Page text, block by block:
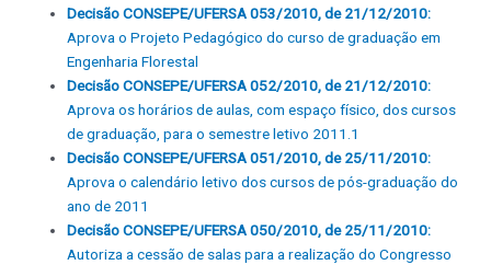
Decisão CONSEPE/UFERSA 053/2010, de 21/12/2010:
Aprova o Projeto Pedagógico do curso de graduação em
Engenharia Florestal
Decisão CONSEPE/UFERSA 052/2010, de 21/12/2010:
Aprova os horários de aulas, com espaço físico, dos cursos
de graduação, para o semestre letivo 2011.1
Decisão CONSEPE/UFERSA 051/2010, de 25/11/2010:
Aprova o calendário letivo dos cursos de pós-graduação do
ano de 2011
Decisão CONSEPE/UFERSA 050/2010, de 25/11/2010:
Autoriza a cessão de salas para a realização do Congresso